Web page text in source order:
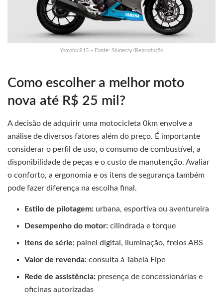
Yamaha R15 – Fonte: Shineray/Reprodução
Como escolher a melhor moto
nova até R$ 25 mil?
A decisão de adquirir uma motocicleta 0km envolve a
análise de diversos fatores além do preço. É importante
considerar o perfil de uso, o consumo de combustível, a
disponibilidade de peças e o custo de manutenção. Avaliar
o conforto, a ergonomia e os itens de segurança também
pode fazer diferença na escolha final.
Estilo de pilotagem: urbana, esportiva ou aventureira
Desempenho do motor: cilindrada e torque
Itens de série: painel digital, iluminação, freios ABS
Valor de revenda: consulta à Tabela Fipe
Rede de assistência: presença de concessionárias e
oficinas autorizadas